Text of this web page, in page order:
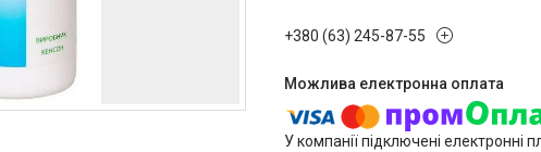
+380 (63) 245-87-55
У компанії підключені електронні